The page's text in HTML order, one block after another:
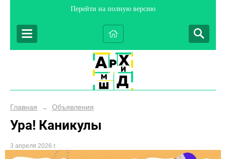
Перейти на полную версию
Главная → Объявления
Ура! Каникулы
3 апреля 2026 г.